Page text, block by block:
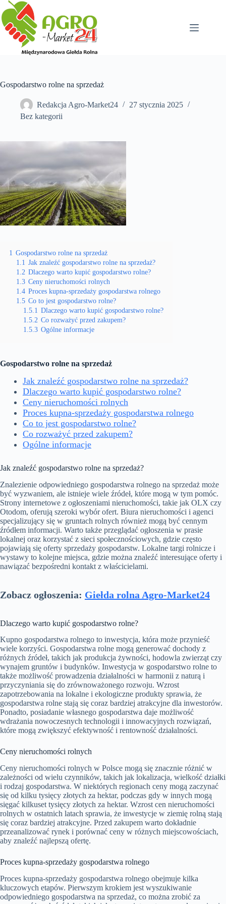
Przejdź
do
treści
Gospodarstwo rolne na sprzedaż
Redakcja Agro-Market24
27 stycznia 2025
Bez kategorii
1 Gospodarstwo rolne na sprzedaż
1.1 Jak znaleźć gospodarstwo rolne na sprzedaż?
1.2 Dlaczego warto kupić gospodarstwo rolne?
1.3 Ceny nieruchomości rolnych
1.4 Proces kupna-sprzedaży gospodarstwa rolnego
1.5 Co to jest gospodarstwo rolne?
1.5.1 Dlaczego warto kupić gospodarstwo rolne?
1.5.2 Co rozważyć przed zakupem?
1.5.3 Ogólne informacje
Gospodarstwo rolne na sprzedaż
Jak znaleźć gospodarstwo rolne na sprzedaż?
Dlaczego warto kupić gospodarstwo rolne?
Ceny nieruchomości rolnych
Proces kupna-sprzedaży gospodarstwa rolnego
Co to jest gospodarstwo rolne?
Co rozważyć przed zakupem?
Ogólne informacje
Jak znaleźć gospodarstwo rolne na sprzedaż?
Znalezienie odpowiedniego gospodarstwa rolnego na sprzedaż może
być wyzwaniem, ale istnieje wiele źródeł, które mogą w tym pomóc.
Strony internetowe z ogłoszeniami nieruchomości, takie jak OLX czy
Otodom, oferują szeroki wybór ofert. Biura nieruchomości i agenci
specjalizujący się w gruntach rolnych również mogą być cennym
źródłem informacji. Warto także przeglądać ogłoszenia w prasie
lokalnej oraz korzystać z sieci społecznościowych, gdzie często
pojawiają się oferty sprzedaży gospodarstw. Lokalne targi rolnicze i
wystawy to kolejne miejsca, gdzie można znaleźć interesujące oferty i
nawiązać bezpośredni kontakt z właścicielami.
Zobacz ogłoszenia: Giełda rolna Agro-Market24
Dlaczego warto kupić gospodarstwo rolne?
Kupno gospodarstwa rolnego to inwestycja, która może przynieść
wiele korzyści. Gospodarstwa rolne mogą generować dochody z
różnych źródeł, takich jak produkcja żywności, hodowla zwierząt czy
wynajem gruntów i budynków. Inwestycja w gospodarstwo rolne to
także możliwość prowadzenia działalności w harmonii z naturą i
przyczyniania się do zrównoważonego rozwoju. Wzrost
zapotrzebowania na lokalne i ekologiczne produkty sprawia, że
gospodarstwa rolne stają się coraz bardziej atrakcyjne dla inwestorów.
Ponadto, posiadanie własnego gospodarstwa daje możliwość
wdrażania nowoczesnych technologii i innowacyjnych rozwiązań,
które mogą zwiększyć efektywność i rentowność działalności.
Ceny nieruchomości rolnych
Ceny nieruchomości rolnych w Polsce mogą się znacznie różnić w
zależności od wielu czynników, takich jak lokalizacja, wielkość działki
i rodzaj gospodarstwa. W niektórych regionach ceny mogą zaczynać
się od kilku tysięcy złotych za hektar, podczas gdy w innych mogą
sięgać kilkuset tysięcy złotych za hektar. Wzrost cen nieruchomości
rolnych w ostatnich latach sprawia, że inwestycje w ziemię rolną stają
się coraz bardziej atrakcyjne. Przed zakupem warto dokładnie
przeanalizować rynek i porównać ceny w różnych miejscowościach,
aby znaleźć najlepszą ofertę.
Proces kupna-sprzedaży gospodarstwa rolnego
Proces kupna-sprzedaży gospodarstwa rolnego obejmuje kilka
kluczowych etapów. Pierwszym krokiem jest wyszukiwanie
odpowiedniego gospodarstwa na sprzedaż, co można zrobić za